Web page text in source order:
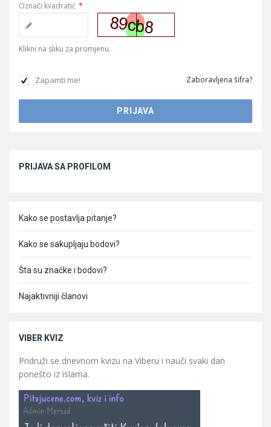
Označi kvadratić *
Klikni na sliku za promjenu.
Zapamti me! Zaboravljena šifra?
PRIJAVA SA PROFILOM
Kako se postavlja pitanje?
Kako se sakupljaju bodovi?
Šta su značke i bodovi?
Najaktivniji članovi
VIBER KVIZ
Pridruži se dnevnom kvizu na Viberu i nauči svaki dan
ponešto iz islama.